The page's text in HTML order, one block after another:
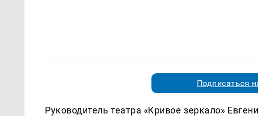
Подписаться
Руководитель театра «Кривое зеркало»